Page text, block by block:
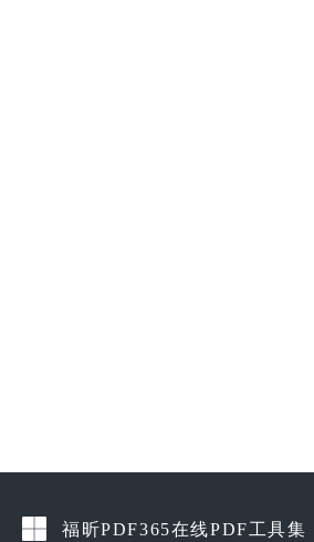
福昕PDF365在线PDF工具集